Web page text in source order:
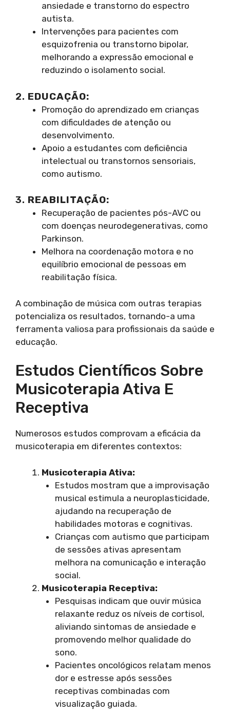
ansiedade e transtorno do espectro
autista.
Intervenções para pacientes com
esquizofrenia ou transtorno bipolar,
melhorando a expressão emocional e
reduzindo o isolamento social.
2. EDUCAÇÃO:
Promoção do aprendizado em crianças
com dificuldades de atenção ou
desenvolvimento.
Apoio a estudantes com deficiência
intelectual ou transtornos sensoriais,
como autismo.
3. REABILITAÇÃO:
Recuperação de pacientes pós-AVC ou
com doenças neurodegenerativas, como
Parkinson.
Melhora na coordenação motora e no
equilíbrio emocional de pessoas em
reabilitação física.
A combinação de música com outras terapias
potencializa os resultados, tornando-a uma
ferramenta valiosa para profissionais da saúde e
educação.
Estudos Científicos Sobre
Musicoterapia Ativa E
Receptiva
Numerosos estudos comprovam a eficácia da
musicoterapia em diferentes contextos:
Musicoterapia Ativa:
Estudos mostram que a improvisação
musical estimula a neuroplasticidade,
ajudando na recuperação de
habilidades motoras e cognitivas.
Crianças com autismo que participam
de sessões ativas apresentam
melhora na comunicação e interação
social.
Musicoterapia Receptiva:
Pesquisas indicam que ouvir música
relaxante reduz os níveis de cortisol,
aliviando sintomas de ansiedade e
promovendo melhor qualidade do
sono.
Pacientes oncológicos relatam menos
dor e estresse após sessões
receptivas combinadas com
visualização guiada.